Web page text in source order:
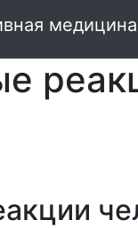
медицина